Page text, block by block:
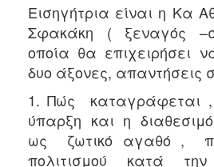
ΔΗΜΟΣ
ΠΟΛΙΤΙΣΜΟΣ
ΑΝΘΕΚΤΙΚΗ
ΠΟΛΗ
Εισηγήτρια είναι η Κα
Σφακάκη ( ξεναγός
οποία θα επιχειρήσει
δυο άξονες, απαντήσεις
1. Πώς καταγράφεται
ύπαρξη και η
ως ζωτικό αγαθό ,
πολιτισμού κατά